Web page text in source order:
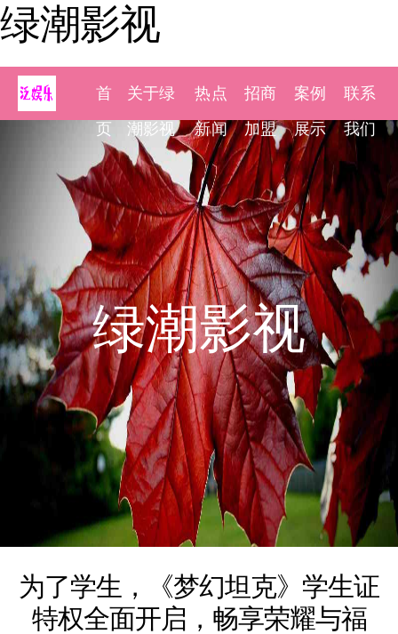
绿潮影视
首
页
关于绿
潮影视
热点
新闻
招商
加盟
案例
展示
联系
我们
绿潮影视
为了学生，《梦幻坦克》学生证
特权全面开启，畅享荣耀与福